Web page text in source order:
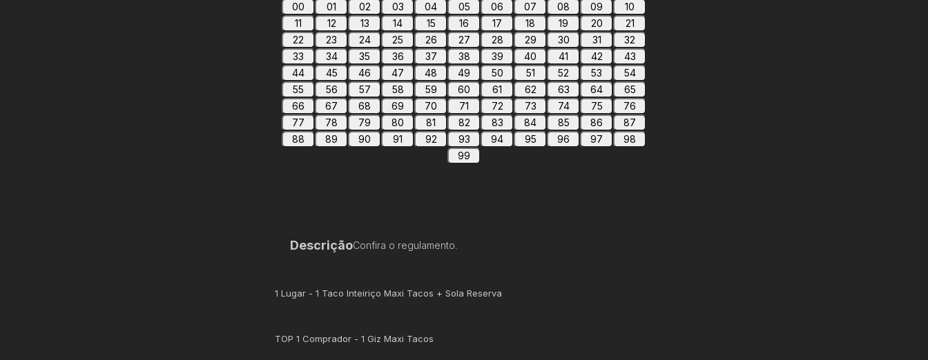
00 01 02 03 04 05 06 07 08 09
10
11
12 13 14 15 16 17 18 19 20
21
22
23 24 25 26 27 28 29 30 31
32
33
34 35 36 37 38 39 40 41 42
43
44
45 46 47 48 49 50 51 52 53
54
55
56 57 58 59 60 61 62 63 64
65
66
67 68 69 70 71 72 73 74 75
76
77
78 79 80 81 82 83 84 85 86
87
88
89 90 91 92 93 94 95 96 97
98
99
DescriçãoConfira o regulamento.
1 Lugar - 1 Taco Inteiriço Maxi Tacos + Sola Reserva
TOP 1 Comprador - 1 Giz Maxi Tacos